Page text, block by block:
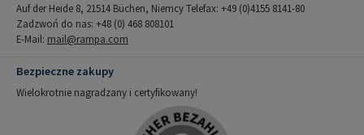
Auf der Heide 8, 21514 Büchen, Niemcy Telefax: +49 (0)4155 8141-80
Zadzwoń do nas: +48 (0) 468 808101
E-Mail: mail@rampa.com
Bezpieczne zakupy
Wielokrotnie nagradzany i certyfikowany!